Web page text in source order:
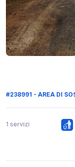
#238991 - AREA DI
1 servizi